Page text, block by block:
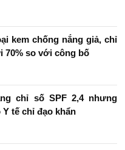
kem chống nắng giả, chỉ
70% so với công bố
chỉ số SPF 2,4 nhưng
tế chỉ đạo khẩn